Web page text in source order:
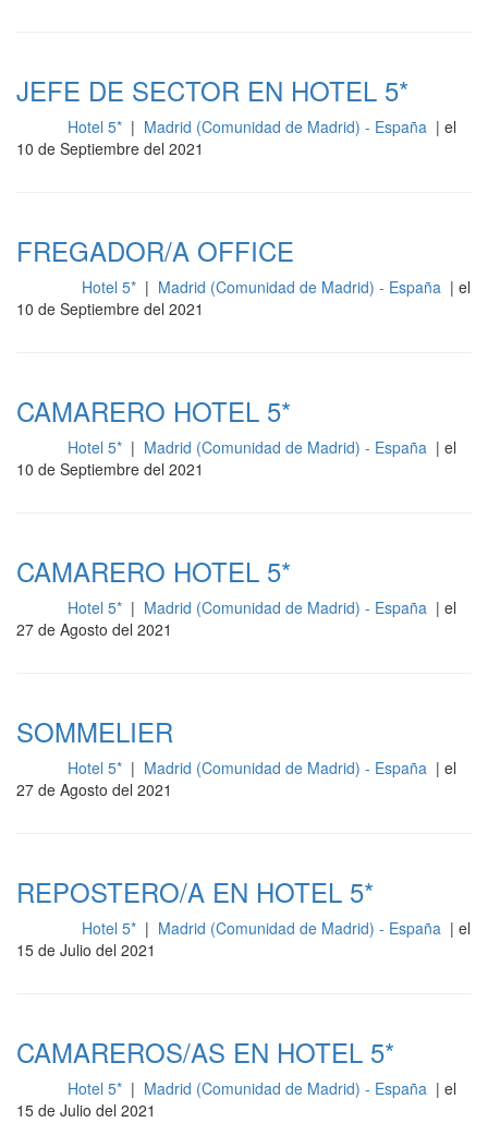
JEFE DE SECTOR EN HOTEL 5*
Hotel 5* | Madrid (Comunidad de Madrid) - España | el
10 de Septiembre del 2021
FREGADOR/A OFFICE
Hotel 5* | Madrid (Comunidad de Madrid) - España | el
10 de Septiembre del 2021
CAMARERO HOTEL 5*
Hotel 5* | Madrid (Comunidad de Madrid) - España | el
10 de Septiembre del 2021
CAMARERO HOTEL 5*
Hotel 5* | Madrid (Comunidad de Madrid) - España | el
27 de Agosto del 2021
SOMMELIER
Hotel 5* | Madrid (Comunidad de Madrid) - España | el
27 de Agosto del 2021
REPOSTERO/A EN HOTEL 5*
Hotel 5* | Madrid (Comunidad de Madrid) - España | el
15 de Julio del 2021
CAMAREROS/AS EN HOTEL 5*
Hotel 5* | Madrid (Comunidad de Madrid) - España | el
15 de Julio del 2021